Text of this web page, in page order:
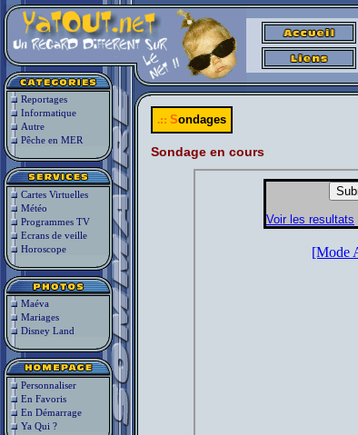
Reportages
Informatique
Autre
Pêche en MER
Cartes Virtuelles
Météo
Programmes TV
Ecrans de veille
Horoscope
Maéva
Mariages
Disney Land
Personnaliser
En Favoris
En Démarrage
Ya Qui ?
.:: Sondages
Sondage en cours